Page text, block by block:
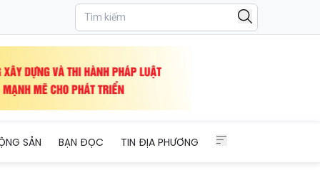
SẢN BẠN ĐỌC TIN ĐỊA PHƯƠNG